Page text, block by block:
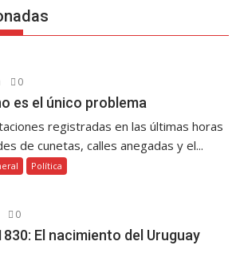
0
es el único problema
registradas en las últimas horas
de cunetas, calles anegadas y el...
Política
0
El nacimiento del Uruguay